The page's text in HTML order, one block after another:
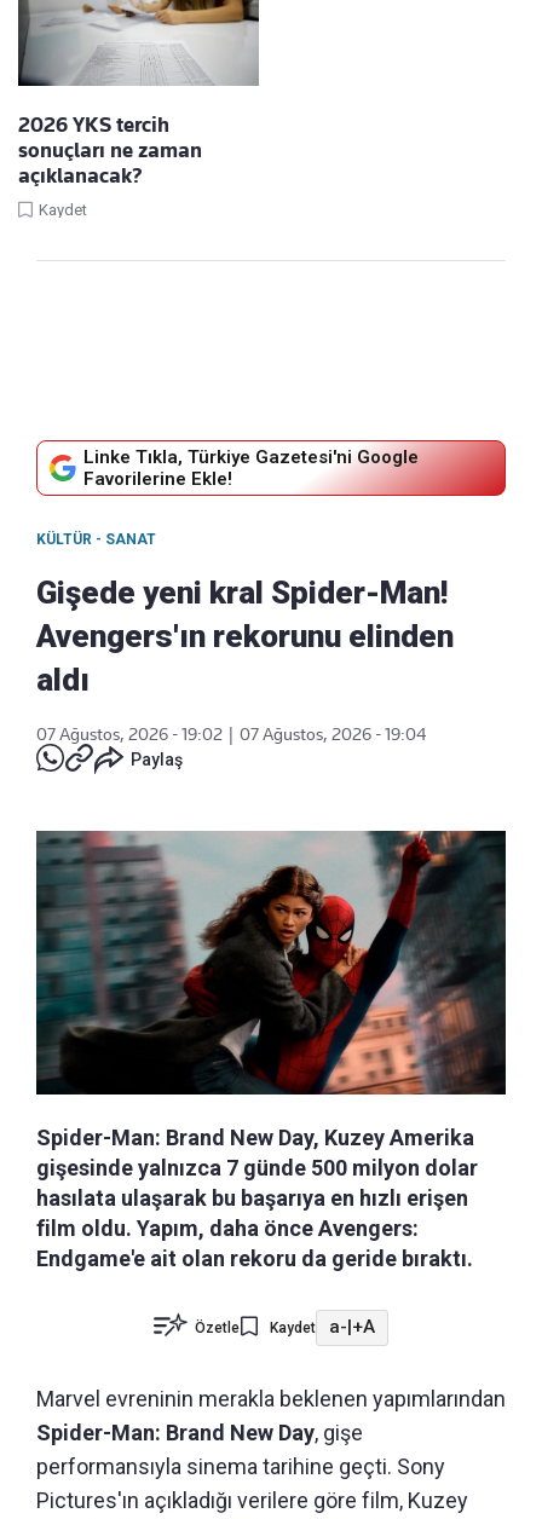
2026 YKS tercih
sonuçları ne zaman
açıklanacak?
Kaydet
Linke Tıkla, Türkiye Gazetesi'ni Google
Favorilerine Ekle!
KÜLTÜR - SANAT
Gişede yeni kral Spider-Man!
Avengers'ın rekorunu elinden
aldı
07 Ağustos, 2026 - 19:02
07 Ağustos, 2026 - 19:04
Paylaş
Spider-Man: Brand New Day, Kuzey Amerika
gişesinde yalnızca 7 günde 500 milyon dolar
hasılata ulaşarak bu başarıya en hızlı erişen
film oldu. Yapım, daha önce Avengers:
Endgame'e ait olan rekoru da geride bıraktı.
Özetle Kaydet a- +A
Marvel evreninin merakla beklenen yapımlarından
Spider-Man: Brand New Day, gişe
performansıyla sinema tarihine geçti. Sony
Pictures'ın açıkladığı verilere göre film, Kuzey